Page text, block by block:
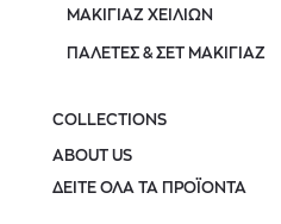
ΜΑΚΙΓΙΑΖ ΧΕΙΛΙΩΝ
ΠΑΛΕΤΕΣ & ΣΕΤ ΜΑΚΙΓΙΑΖ
COLLECTIONS
ABOUT US
ΔΕΙΤΕ ΟΛΑ ΤΑ ΠΡΟΪΟΝΤΑ